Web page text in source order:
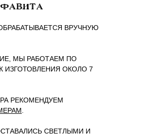
ВРУЧНУЮ
МЫ РАБОТАЕМ ПО
ИЗГОТОВЛЕНИЯ ОКОЛО 7
РЕКОМЕНДУЕМ
.
СВЕТЛЫМИ И